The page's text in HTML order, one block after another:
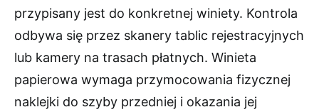
przypisany jest do konkretnej winiety. Kontrola
odbywa się przez skanery tablic rejestracyjnych
lub kamery na trasach płatnych. Winieta
papierowa wymaga przymocowania fizycznej
naklejki do szyby przedniej i okazania jej